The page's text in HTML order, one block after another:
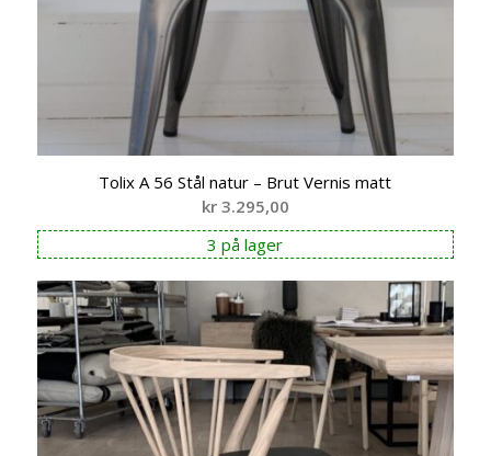
Tolix A 56 Stål natur – Brut Vernis matt
kr3.295,00
3 på lager